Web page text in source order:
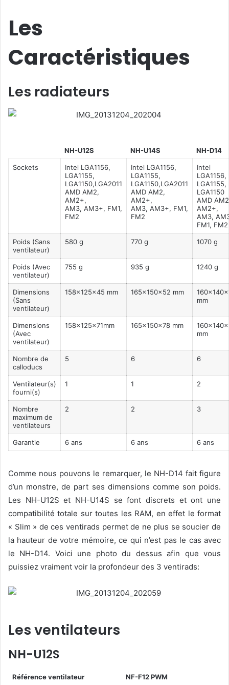
Les
Caractéristiques
Les radiateurs
NH-U12S NH-U14S NH-D14
Sockets
Intel LGA1156,
LGA1155,
LGA1150,LGA2011
AMD AM2,
AM2+,
AM3, AM3+, FM1,
FM2
Intel LGA1156,
LGA1155,
LGA1150,LGA2011
AMD AM2,
AM2+,
AM3, AM3+, FM1,
FM2
Intel
LGA1156,
LGA1155,
LGA1150
AMD
AM2+,
AM3,
FM1, FM2
Poids (Sans
ventilateur)
580 g 770 g 1070 g
Poids (Avec
ventilateur)
755 g 935 g 1240 g
Dimensions
(Sans
ventilateur)
158x125x45 mm 165x150x52 mm
mm
Dimensions
(Avec
ventilateur)
158x125x71mm 165x150x78 mm
mm
Nombre de
calloducs
5 6 6
Ventilateur(s)
fourni(s)
1 1 2
Nombre
maximum de
ventilateurs
2 2 3
Garantie 6 ans 6 ans 6 ans
Comme nous pouvons le remarquer, le NH-D14 fait figure
d’un monstre, de part ses dimensions comme son poids.
Les NH-U12S et NH-U14S se font discrets et ont une
compatibilité totale sur toutes les RAM, en effet le format
« Slim » de ces ventirads permet de ne plus se soucier de
la hauteur de votre mémoire, ce qui n’est pas le cas avec
le NH-D14. Voici une photo du dessus afin que vous
puissiez vraiment voir la profondeur des 3 ventirads:
Les ventilateurs
NH-U12S
Référence ventilateur NF-F12 PWM